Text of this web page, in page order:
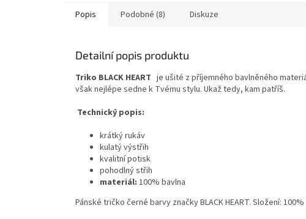
Popis Podobné (8) Diskuze
Detailní popis produktu
Triko BLACK HEART je ušité z příjemného bavlněného
však nejlépe sedne k Tvému stylu. Ukaž tedy, kam patříš.
Technický popis:
krátký rukáv
kulatý výstřih
kvalitní potisk
pohodlný střih
materiál: 100% bavlna
Pánské tričko černé barvy značky BLACK HEART. Složení: